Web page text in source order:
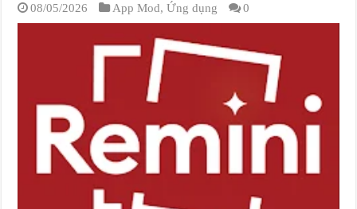
08/05/2026 App Mod,Ứng dụng 0